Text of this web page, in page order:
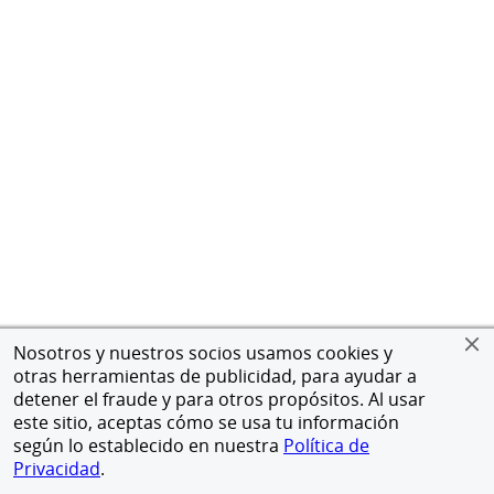
Nosotros y nuestros socios usamos cookies y
otras herramientas de publicidad, para ayudar a
detener el fraude y para otros propósitos. Al usar
este sitio, aceptas cómo se usa tu información
según lo establecido en nuestra Política de
Privacidad.